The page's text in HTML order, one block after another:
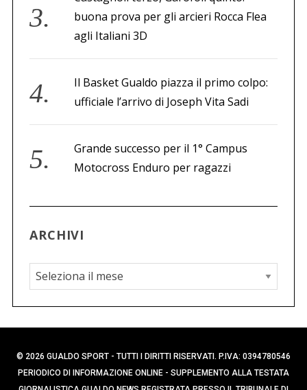
buona prova per gli arcieri Rocca Flea
agli Italiani 3D
Il Basket Gualdo piazza il primo colpo:
ufficiale l’arrivo di Joseph Vita Sadi
Grande successo per il 1° Campus
Motocross Enduro per ragazzi
ARCHIVI
A
r
c
h
i
v
© 2026 GUALDO SPORT - TUTTI I DIRITTI RISERVATI. P.IVA: 0394780546
PERIODICO DI INFORMAZIONE ONLINE - SUPPLEMENTO ALLA TESTATA